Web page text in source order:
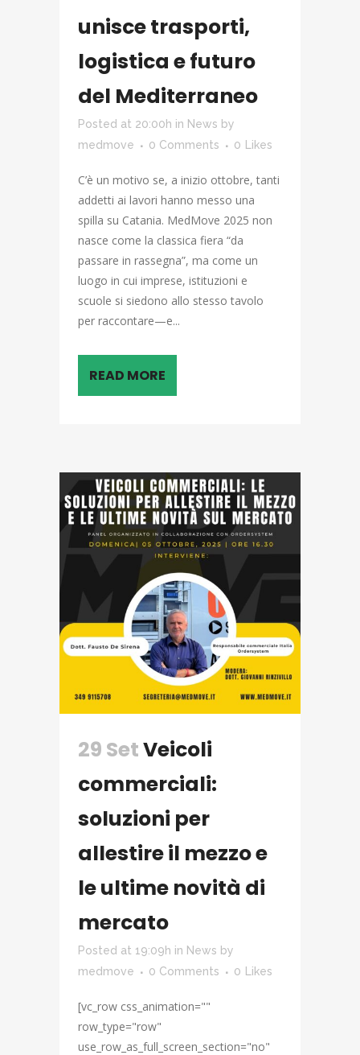
unisce trasporti,
logistica e futuro
del Mediterraneo
Posted at 20:00h in News by
medmove
0 Comments 0 Likes
C’è un motivo se, a inizio ottobre, tanti
addetti ai lavori hanno messo una
spilla su Catania. MedMove 2025 non
nasce come la classica fiera “da
passare in rassegna”, ma come un
luogo in cui imprese, istituzioni e
scuole si siedono allo stesso tavolo
per raccontare—e...
READ MORE
29 SetVeicoli
commerciali:
soluzioni per
allestire il mezzo e
le ultime novità di
mercato
Posted at 19:09h in News by
medmove
0 Comments 0 Likes
[vc_row css_animation=""
row_type="row"
use_row_as_full_screen_section="no"